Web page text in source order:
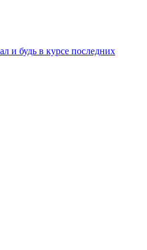
и будь в курсе последних